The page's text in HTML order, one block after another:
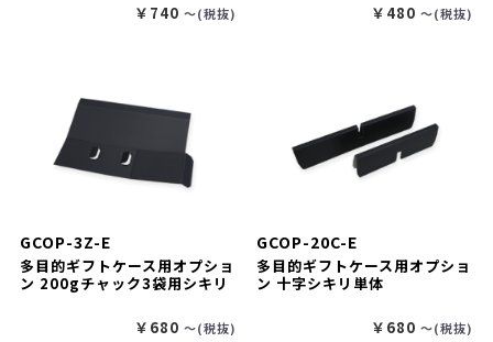
￥740 〜(税抜) ￥480 〜(税抜)
GCOP-3Z-E
多目的ギフトケース用オプショ
ン 200gチャック3袋用シキリ
￥680 〜(税抜)
GCOP-20C-E
多目的ギフトケース用オプショ
ン 十字シキリ単体
￥680 〜(税抜)